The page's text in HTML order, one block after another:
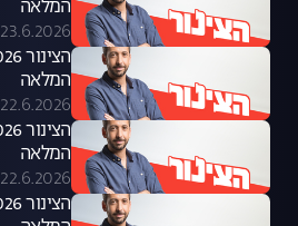
המלאה
23.6.2026
המלאה
22.6.2026
המלאה
22.6.2026